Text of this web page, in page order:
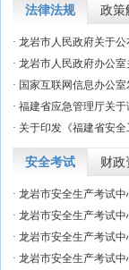
龙岩市领导督导
台风“巴威”逐渐
安全知识记心中
龙岩市领导下矿
法律法规 政策
· 龙岩市人民政府关于公
· 龙岩市人民政府办公室
· 国家互联网信息办公室
· 福建省应急管理厅关于
· 关于印发《福建省安全
安全考试 财政
· 龙岩市安全生产考试
· 龙岩市安全生产考试
· 龙岩市安全生产考试
· 龙岩市安全生产考试